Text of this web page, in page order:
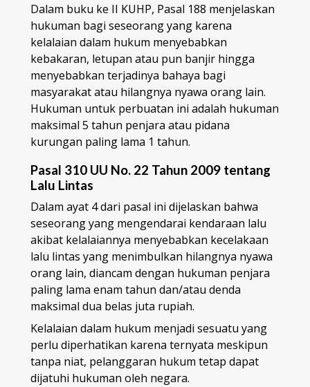
Dalam buku ke II KUHP, Pasal 188 menjelaskan
hukuman bagi seseorang yang karena
kelalaian dalam hukum menyebabkan
kebakaran, letupan atau pun banjir hingga
menyebabkan terjadinya bahaya bagi
masyarakat atau hilangnya nyawa orang lain.
Hukuman untuk perbuatan ini adalah hukuman
maksimal 5 tahun penjara atau pidana
kurungan paling lama 1 tahun.
Pasal 310 UU No. 22 Tahun 2009 tentang
Lalu Lintas
Dalam ayat 4 dari pasal ini dijelaskan bahwa
seseorang yang mengendarai kendaraan lalu
akibat kelalaiannya menyebabkan kecelakaan
lalu lintas yang menimbulkan hilangnya nyawa
orang lain, diancam dengan hukuman penjara
paling lama enam tahun dan/atau denda
maksimal dua belas juta rupiah.
Kelalaian dalam hukum menjadi sesuatu yang
perlu diperhatikan karena ternyata meskipun
tanpa niat, pelanggaran hukum tetap dapat
dijatuhi hukuman oleh negara.